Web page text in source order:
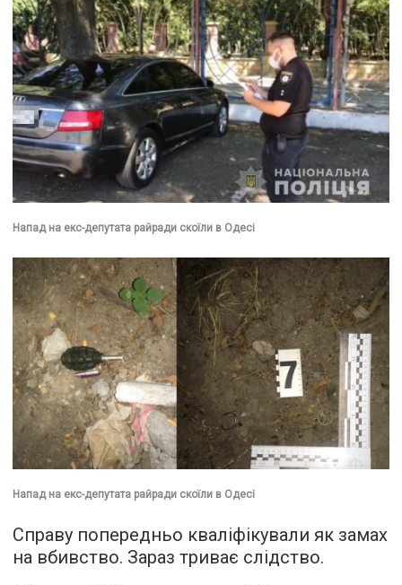
Напад на екс-депутата райради скоїли в Одесі
Напад на екс-депутата райради скоїли в Одесі
Справу попередньо кваліфікували як замах
на вбивство. Зараз триває слідство.